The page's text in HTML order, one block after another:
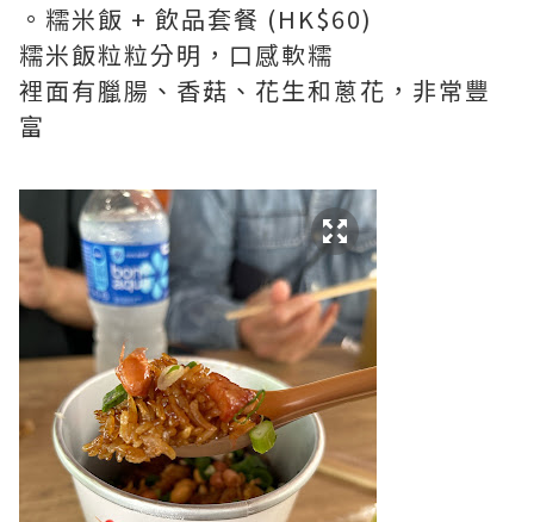
。糯米飯 + 飲品套餐 (HK$60)
糯米飯粒粒分明，口感軟糯
裡面有臘腸、香菇、花生和蔥花，非常豐
富